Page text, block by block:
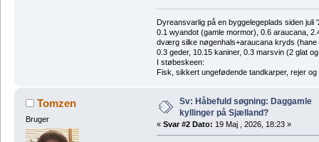
Dyreansvarlig på en byggelegeplads siden juli
0.1 wyandot (gamle mormor), 0.6 araucana,
dværg silke nøgenhals+araucana kryds
0.3 geder, 10.15 kaniner, 0.3 marsvin (2 glat
I støbeskeen:
Fisk, sikkert ungefødende tandkarper, rejer
Tomzen
Bruger
Sv: Håbefuld søgning: Daggamle
kyllinger på Sjælland?
« Svar #2 Dato: 19 Maj , 2026, 18:23 »